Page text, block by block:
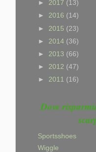
► 2017 (13)
► 2016 (14)
► 2015 (23)
► 2014 (36)
► 2013 (66)
► 2012 (47)
► 2011 (16)
Dove
Sportsshoes
Wiggle